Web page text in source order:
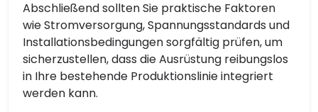
Abschließend sollten Sie praktische Faktoren
wie Stromversorgung, Spannungsstandards und
Installationsbedingungen sorgfältig prüfen, um
sicherzustellen, dass die Ausrüstung reibungslos
in Ihre bestehende Produktionslinie integriert
werden kann.